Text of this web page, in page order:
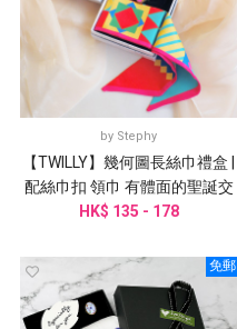
by Stephy
【TWILLY】幾何圖長絲巾禮盒 |
配絲巾扣 領巾 有體面的聖誕交
換禮物
HK$ 135 - 178
免郵